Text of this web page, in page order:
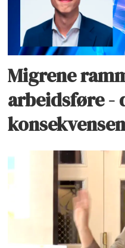
Migrene
arbeidsføre -